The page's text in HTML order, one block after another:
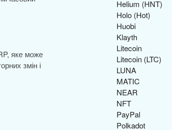
яке може
змін і
Helium (HNT)
Holo (Hot)
Huobi
Klayth
Litecoin
Litecoin (LTC)
LUNA
MATIC
NEAR
NFT
PayPal
Polkadot